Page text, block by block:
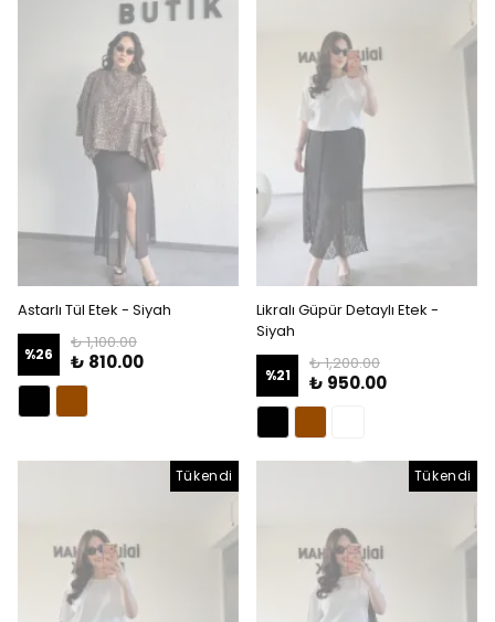
Astarlı Tül Etek - Siyah
%26
₺ 1,100.00
₺ 810.00
Likralı Güpür Detaylı Etek -
Siyah
%21
₺ 1,200.00
₺ 950.00
Tükendi Tükendi